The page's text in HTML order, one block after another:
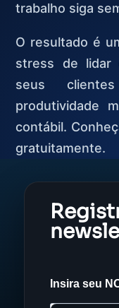
trabalho siga
O resultado é
stress de lidar
seus
produtividade
contábil.
gratuitamente.
Insira seu